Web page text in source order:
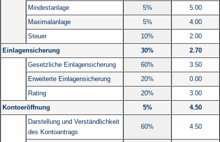
Mindestanlage
5%
5.00
Maximalanlage
5%
4.00
Steuer
10%
2.00
Einlagensicherung
30%
2.70
Gesetzliche Einlagensicherung
60%
3.50
Erweiterte Einlagensicherung
20%
0.00
Rating
20%
3.00
Kontoeröffnung
5%
4.50
Darstellung und Verständlichkeit
des Kontoantrags
60% 4.50